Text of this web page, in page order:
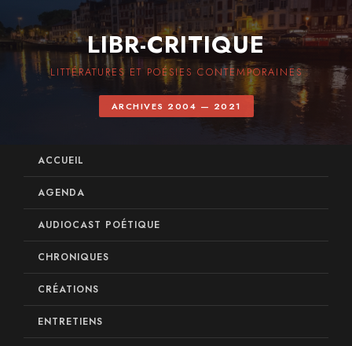
LIBR-CRITIQUE
LITTÉRATURES ET POÉSIES CONTEMPORAINES
ARCHIVES 2004 — 2021
ACCUEIL
AGENDA
AUDIOCAST POÉTIQUE
CHRONIQUES
CRÉATIONS
ENTRETIENS